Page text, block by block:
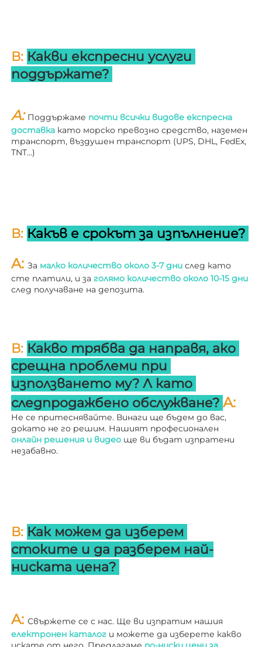
В: Какви експресни услуги
поддържате?
A: Поддържаме почти всички видове експресна
доставка като морско превозно средство, наземен
транспорт, въздушен транспорт (UPS, DHL, FedEx,
TNT…)
В: Какъв е срокът за изпълнение?
A: За малко количество около 3-7 дни след като
сте платили, и за
след получаване на депозита.
В: Какво трябва да направя, ако
срещна проблеми при
използването му? Л като
следпродажбено обслужване?
Не се притеснявайте. Винаги ще бъдем до вас,
онлайн решения и видео ще ви бъдат изпратени
незабавно.
В: Как можем да изберем
стоките и да разберем най-
ниската цена?
A:
електронен каталог и можете да изберете какво